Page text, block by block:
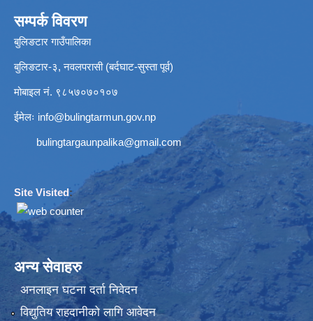
सम्पर्क विवरण
बुलिङटार गाउँपालिका
बुलिङटार-३, नवलपरासी (बर्दघाट-सुस्ता पूर्व)
मोबाइल नं. ९८५७०७०१०७
ईमेलः info@bulingtarmun.gov.np
bulingtargaunpalika@gmail.com
Site Visited:
अन्य सेवाहरु
अनलाइन घटना दर्ता निवेदन
विद्युतिय राहदानीको लागि आवेदन